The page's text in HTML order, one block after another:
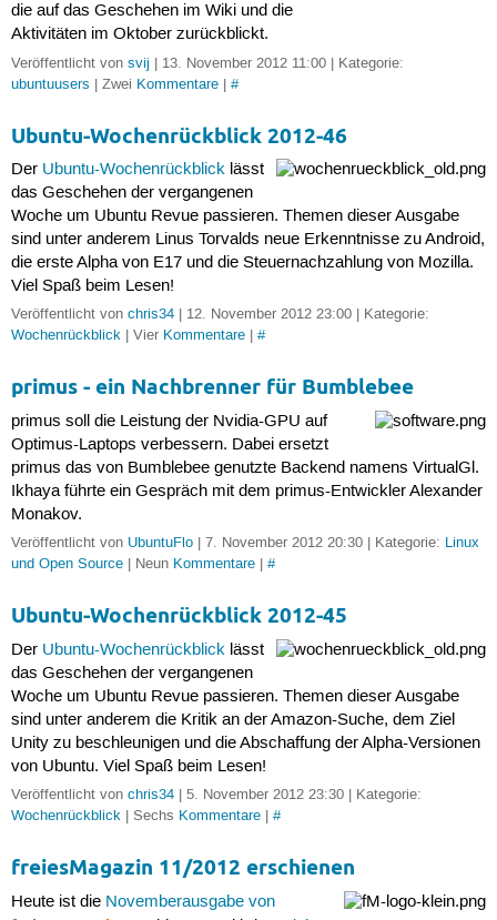
die auf das Geschehen im Wiki und die
Aktivitäten im Oktober zurückblickt.
Veröffentlicht von svij | 13. November 2012 11:00 | Kategorie:
ubuntuusers | Zwei Kommentare| #
Ubuntu-Wochenrückblick 2012-46
Der Ubuntu-Wochenrückblicklässt
das Geschehen der vergangenen
Woche um Ubuntu Revue passieren. Themen dieser Ausgabe
sind unter anderem Linus Torvalds neue Erkenntnisse zu Android,
die erste Alpha von E17 und die Steuernachzahlung von Mozilla.
Viel Spaß beim Lesen!
Veröffentlicht von chris34| 12. November 2012 23:00 | Kategorie:
Wochenrückblick| Vier Kommentare| #
primus - ein Nachbrenner für Bumblebee
primus soll die Leistung der Nvidia-GPU auf
Optimus-Laptops verbessern. Dabei ersetzt
primus das von Bumblebee genutzte Backend namens VirtualGl.
Ikhaya führte ein Gespräch mit dem primus-Entwickler Alexander
Monakov.
Veröffentlicht von UbuntuFlo| 7. November 2012 20:30 | Kategorie: Linux
und Open Source| Neun Kommentare| #
Ubuntu-Wochenrückblick 2012-45
Der Ubuntu-Wochenrückblicklässt
das Geschehen der vergangenen
Woche um Ubuntu Revue passieren. Themen dieser Ausgabe
sind unter anderem die Kritik an der Amazon-Suche, dem Ziel
Unity zu beschleunigen und die Abschaffung der Alpha-Versionen
von Ubuntu. Viel Spaß beim Lesen!
Veröffentlicht von chris34| 5. November 2012 23:30 | Kategorie:
Wochenrückblick| Sechs Kommentare| #
freiesMagazin 11/2012 erschienen
Heute ist die Novemberausgabe von